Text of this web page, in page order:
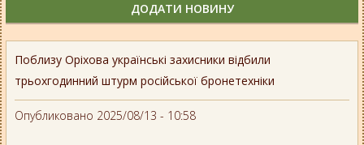
Поблизу Оріхова українські захисники відбили
трьохгодинний штурм російської бронетехніки
Опубликовано 2025/08/13 - 10:58
ДОДАТИ НОВИНУ